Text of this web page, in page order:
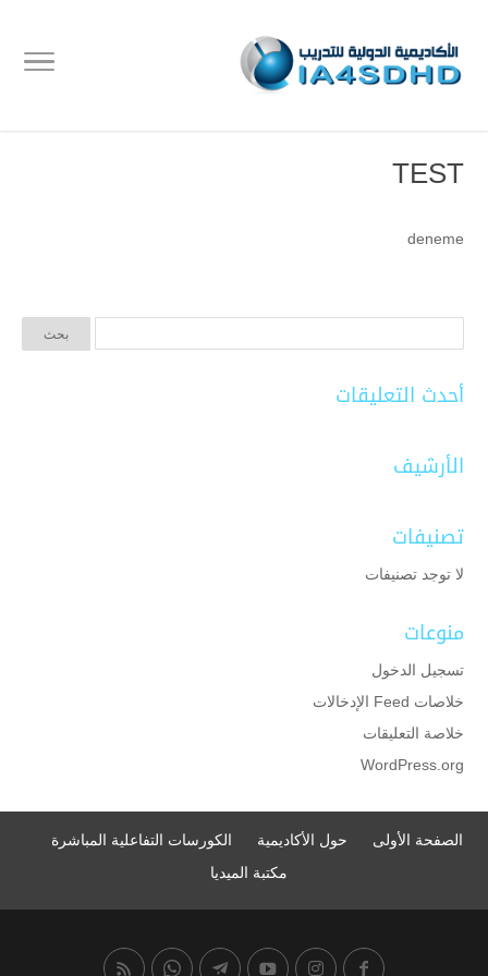
TEST
deneme
أحدث التعليقات
الأرشيف
تصنيفات
لا توجد تصنيفات
منوعات
تسجيل الدخول
خلاصات Feed الإدخالات
خلاصة التعليقات
WordPress.org
الصفحة الأولى حول الأكاديمية
الكورسات التفاعلية المباشرة
مكتبة الميديا